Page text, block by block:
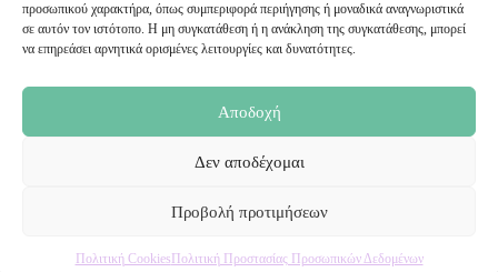
προσωπικού χαρακτήρα, όπως συμπεριφορά περιήγησης ή μοναδικά αναγνωριστικά
σε αυτόν τον ιστότοπο. Η μη συγκατάθεση ή η ανάκληση της συγκατάθεσης, μπορεί
να επηρεάσει αρνητικά ορισμένες λειτουργίες και δυνατότητες.
Αποδοχή
Δεν αποδέχομαι
Προβολή προτιμήσεων
Πολιτική Cookies Πολιτική Προστασίας Προσωπικών Δεδομένων
Όροι Χρήσης
Πολιτική Προστασίας Προσωπικών Δεδομένων
Αποστολή Προϊόντων
Ο Λογαριασμός μου
Τα Αγαπημένα μου